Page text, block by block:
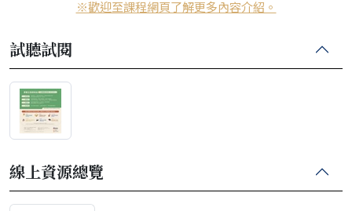
※歡迎至課程網頁了解更多內容介紹。
試聽試閱
線上資源總覽